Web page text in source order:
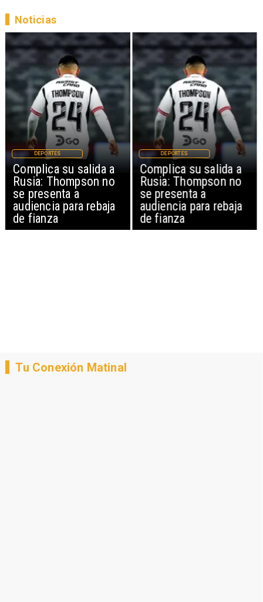
Complica su salida a
Rusia: Thompson no
se presenta a
audiencia para rebaja
de fianza
DEPORTES
Complica su salida a
Rusia: Thompson no
se presenta a
audiencia para rebaja
de fianza
DEPORTES
Noticias
Tu Conexión Matinal